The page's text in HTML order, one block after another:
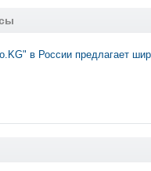
в России предлагает